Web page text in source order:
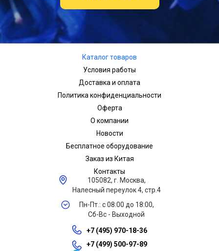
Каталог товаров
Условия работы
Доставка и оплата
Политика конфиденциальности
Оферта
О компании
Новости
Бесплатное оборудование
Заказ из Китая
Контакты
105082, г. Москва,
Налесный переулок 4, стр.4
Пн-Пт.: с 08:00 до 18:00,
Сб-Вс - Выходной
+7 (495) 970-18-36
+7 (499) 500-97-89